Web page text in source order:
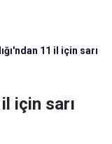
11 il için sarı
için sarı